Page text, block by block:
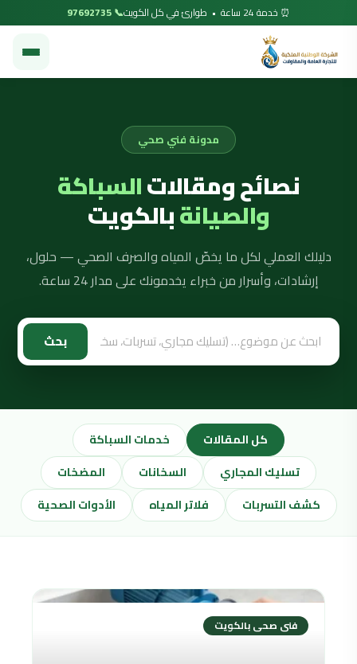
⏰ خدمة 24 ساعة • طوارئ في كل الكويت 📞 97692735
مدونة فني صحي
نصائح ومقالاتالسباكة
والصيانةبالكويت
دليلك العملي لكل ما يخصّ المياه والصرف الصحي — حلول،
إرشادات، وأسرار من خبراء يخدمونك على مدار 24 ساعة.
بحث
كل المقالات
خدمات السباكة
تسليك المجاري
السخانات
المضخات
كشف التسربات
فلاتر المياه الأدوات الصحية
فنى صحى بالكويت